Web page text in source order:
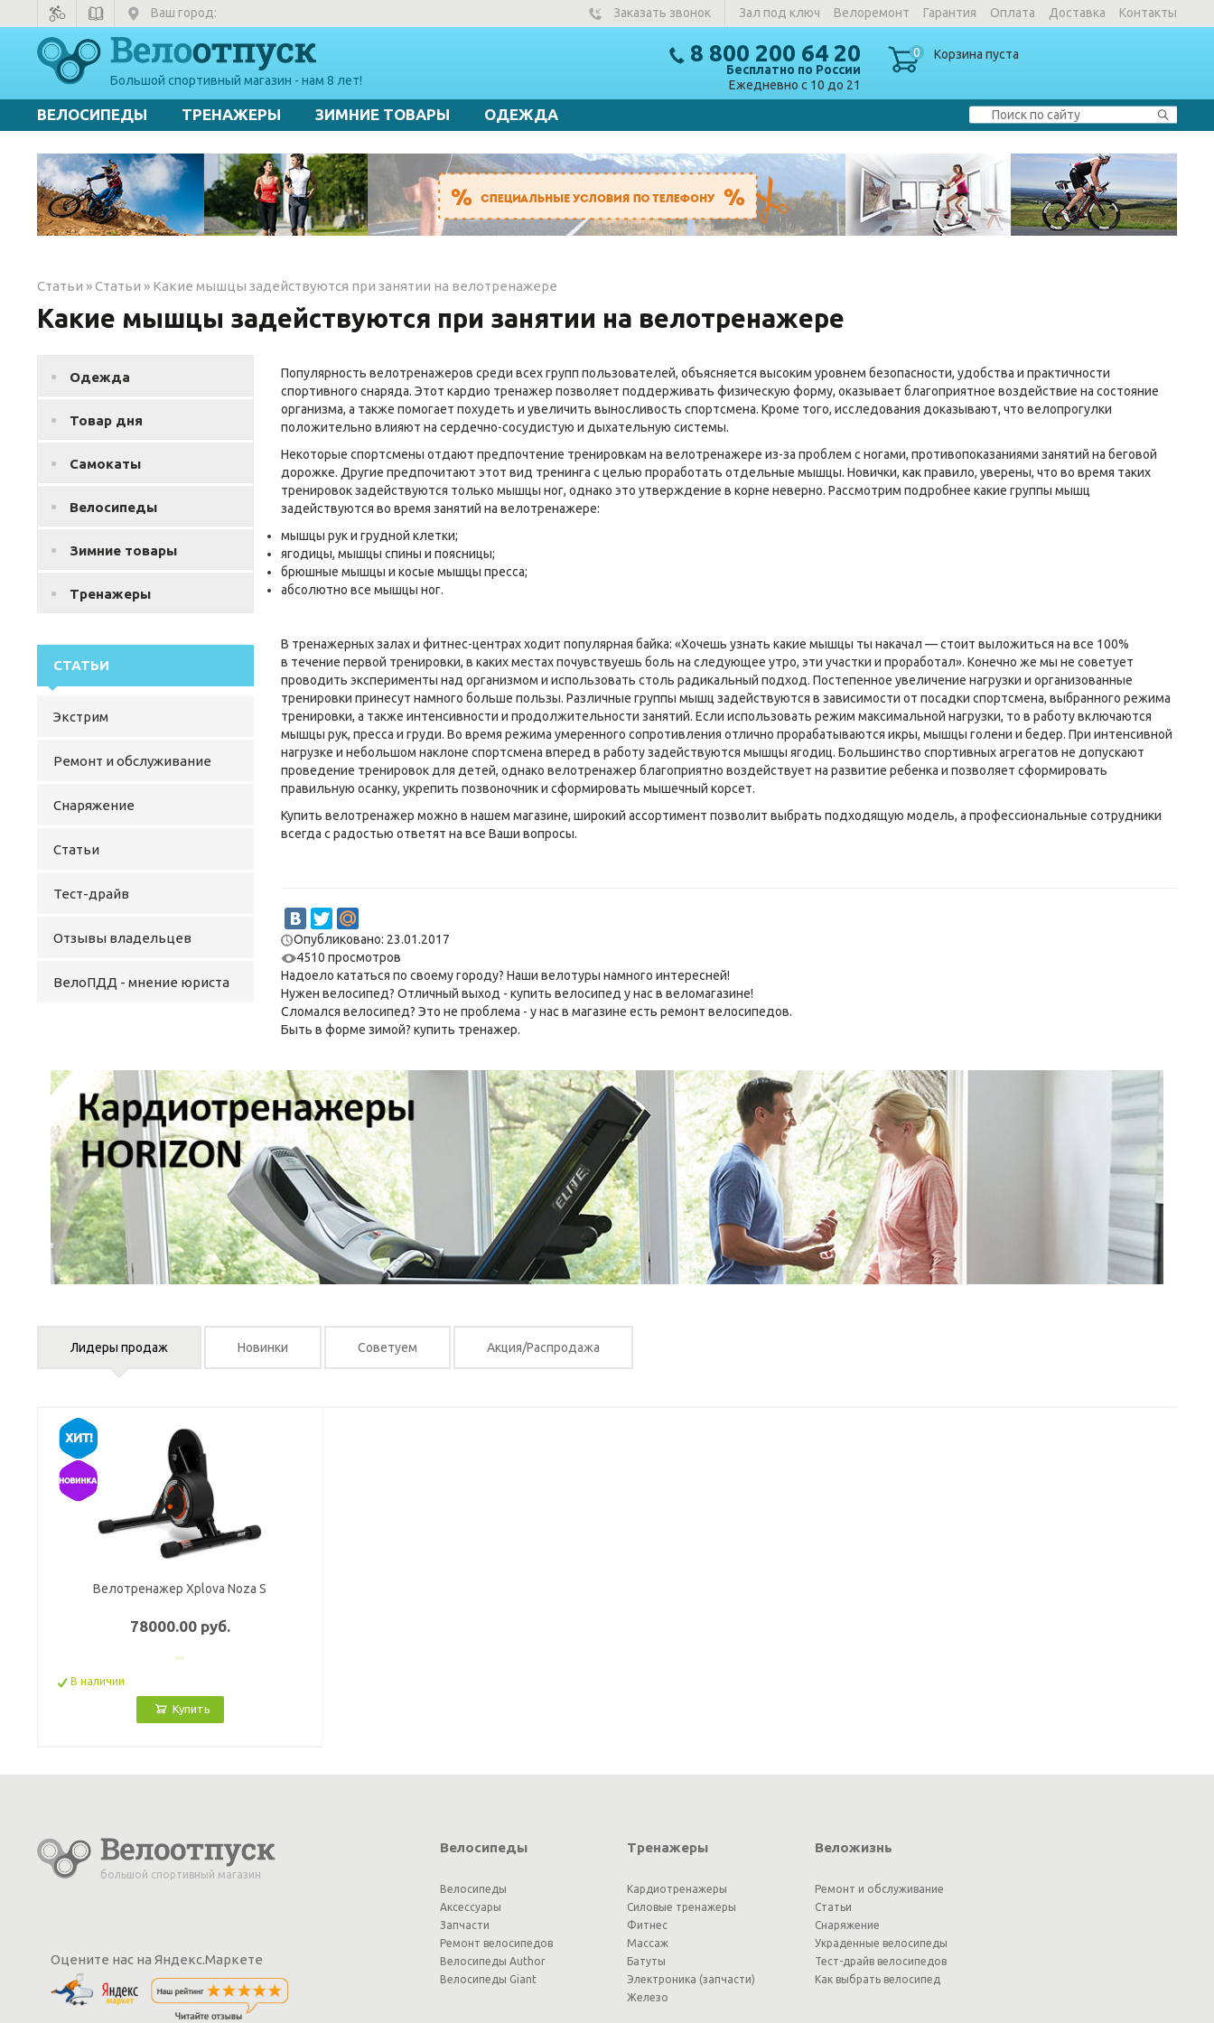
Ваш город: Заказать звонок Зал под ключ Велоремонт Гарантия Оплата Доставка Контакты
Большой спортивный магазин - нам 8 лет!
8 800 200 64 20
Бесплатно по России
Ежедневно с 10 до 21
0 Корзина пуста
ВЕЛОСИПЕДЫ ТРЕНАЖЕРЫ ЗИМНИЕ ТОВАРЫ ОДЕЖДА
Статьи »Статьи » Какие мышцы задействуются при занятии на велотренажере
Какие мышцы задействуются при занятии на велотренажере
Одежда
Товар дня
Самокаты
Велосипеды
Зимние товары
Тренажеры
СТАТЬИ
Экстрим
Ремонт и обслуживание
Снаряжение
Статьи
Тест-драйв
Отзывы владельцев
ВелоПДД - мнение юриста
Популярность велотренажеров среди всех групп пользователей, объясняется высоким уровнем безопасности, удобства и практичности
спортивного снаряда. Этот кардио тренажер позволяет поддерживать физическую форму, оказывает благоприятное воздействие на состояние
организма, а также помогает похудеть и увеличить выносливость спортсмена. Кроме того, исследования доказывают, что велопрогулки
положительно влияют на сердечно-сосудистую и дыхательную системы.
Некоторые спортсмены отдают предпочтение тренировкам на велотренажере из-за проблем с ногами, противопоказаниями занятий на беговой
дорожке. Другие предпочитают этот вид тренинга с целью проработать отдельные мышцы. Новички, как правило, уверены, что во время таких
тренировок задействуются только мышцы ног, однако это утверждение в корне неверно. Рассмотрим подробнее какие группы мышц
задействуются во время занятий на велотренажере:
мышцы рук и грудной клетки;
ягодицы, мышцы спины и поясницы;
брюшные мышцы и косые мышцы пресса;
абсолютно все мышцы ног.
В тренажерных залах и фитнес-центрах ходит популярная байка: «Хочешь узнать какие мышцы ты накачал — стоит выложиться на все 100%
в течение первой тренировки, в каких местах почувствуешь боль на следующее утро, эти участки и проработал». Конечно же мы не советует
проводить эксперименты над организмом и использовать столь радикальный подход. Постепенное увеличение нагрузки и организованные
тренировки принесут намного больше пользы. Различные группы мышц задействуются в зависимости от посадки спортсмена, выбранного режима
тренировки, а также интенсивности и продолжительности занятий. Если использовать режим максимальной нагрузки, то в работу включаются
мышцы рук, пресса и груди. Во время режима умеренного сопротивления отлично прорабатываются икры, мышцы голени и бедер. При интенсивной
нагрузке и небольшом наклоне спортсмена вперед в работу задействуются мышцы ягодиц. Большинство спортивных агрегатов не допускают
проведение тренировок для детей, однако велотренажер благоприятно воздействует на развитие ребенка и позволяет сформировать
правильную осанку, укрепить позвоночник и сформировать мышечный корсет.
Купить велотренажер можно в нашем магазине, широкий ассортимент позволит выбрать подходящую модель, а профессиональные сотрудники
всегда с радостью ответят на все Ваши вопросы.
Опубликовано: 23.01.2017
4510 просмотров
Надоело кататься по своему городу? Наши велотуры намного интересней!
Нужен велосипед? Отличный выход - купить велосипед у нас в веломагазине!
Сломался велосипед? Это не проблема - у нас в магазине есть ремонт велосипедов.
Быть в форме зимой? купить тренажер.
Лидеры продаж Новинки Советуем Акция/Распродажа
Велотренажер Xplova Noza S
78000.00 руб.
В наличии
Купить
большой спортивный магазин
Оцените нас на Яндекс.Маркете
Велосипеды
Велосипеды
Аксессуары
Запчасти
Ремонт велосипедов
Велосипеды Author
Велосипеды Giant
Тренажеры
Кардиотренажеры
Силовые тренажеры
Фитнес
Массаж
Батуты
Электроника (запчасти)
Железо
Веложизнь
Ремонт и обслуживание
Статьи
Снаряжение
Украденные велосипеды
Тест-драйв велосипедов
Как выбрать велосипед